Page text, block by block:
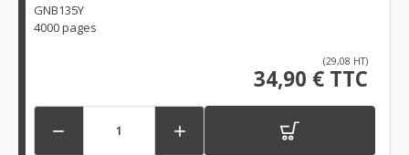
GNB135Y
4000 pages
(29,08 HT)
34,90 € TTC
 